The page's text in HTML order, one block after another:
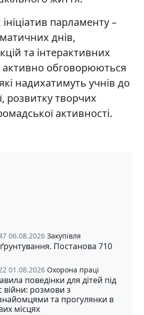
парламенту –
днів,
та інтерактивних
активно обговорюються
надихатимуть учнів до
розвитку творчих
активності.
06.08.2026 Закупівля
Постанова 710
01.08.2026 Охорона праці
поведінки для дітей під
війни: розмови з
та прогулянки в
місцях